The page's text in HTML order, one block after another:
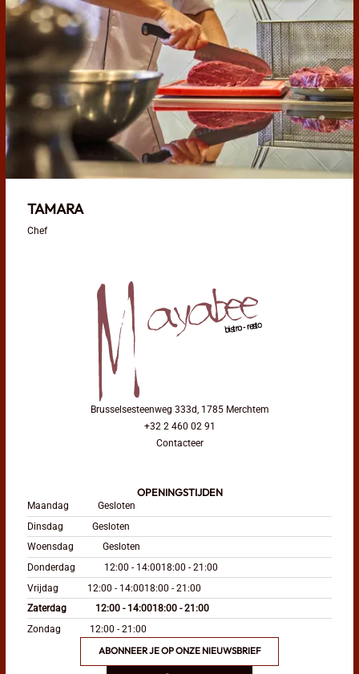
TAMARA
Chef
Brusselsesteenweg 333d, 1785 Merchtem
+32 2 460 02 91
Contacteer
OPENINGSTIJDEN
Maandag
Gesloten
Dinsdag
Gesloten
Woensdag
Gesloten
Donderdag
12:00 - 14:0018:00 - 21:00
Vrijdag
12:00 - 14:0018:00 - 21:00
Zaterdag
12:00 - 14:0018:00 - 21:00
Zondag
12:00 - 21:00
ABONNEER JE OP ONZE NIEUWSBRIEF